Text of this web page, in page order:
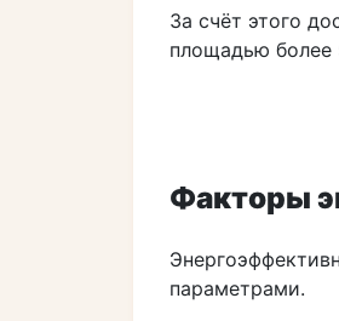
За счёт этого
площадью более
Факторы
параметрами.